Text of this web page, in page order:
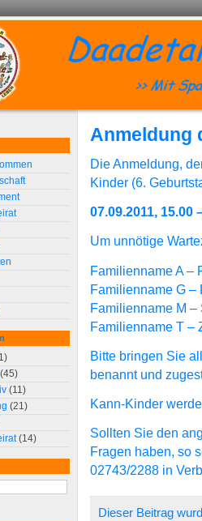
Anmeldung
Die Anmeldung,
Kinder (6.
07.09.2011, 15.00
Um unnötige
Familienname A –
Familienname G –
Familienname M –
Familienname T –
Bitte bringen Sie
benannt und
Kann-Kinder
Sollten Sie den
Fragen haben, so
02743/2288 in
Dieser Beitrag
(45)
(11)
(21)
(14)